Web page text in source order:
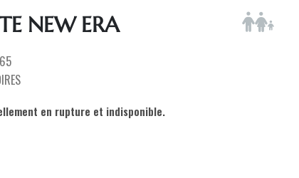
NEW ERA
en rupture et indisponible.